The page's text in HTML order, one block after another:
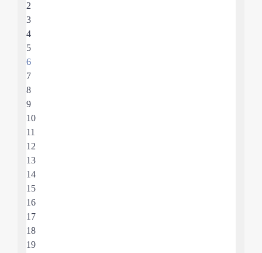
2
3
4
5
6
7
8
9
10
11
12
13
14
15
16
17
18
19